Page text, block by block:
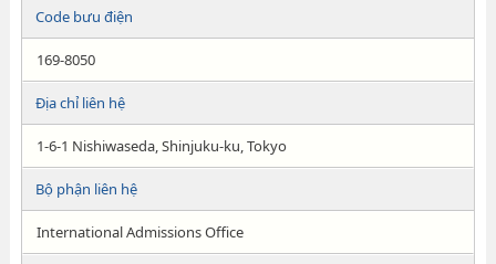
Code bưu điện
169-8050
Địa chỉ liên hệ
1-6-1 Nishiwaseda, Shinjuku-ku, Tokyo
Bộ phận liên hệ
International Admissions Office